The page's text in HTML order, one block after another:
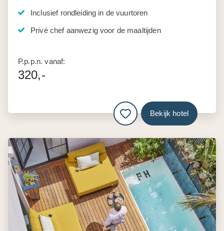
Inclusief rondleiding in de vuurtoren
Privé chef aanwezig voor de maaltijden
P.p.p.n. vanaf:
320,-
Bekijk hotel